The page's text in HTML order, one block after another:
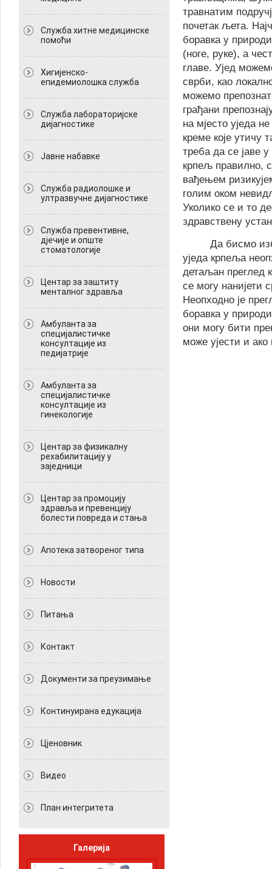
Служба хитне медицинске
помоћи
Хигијенско-
епидемиолошка служба
Служба лабораторијске
дијагностике
Јавне набавке
Служба радиолошке и
ултразвучне дијагностике
Служба превентивне,
дјечије и опште
стоматологије
Центар за заштиту
менталног здравља
Амбуланта за
специјалистичке
консултације из
педијатрије
Амбуланта за
специјалистичке
консултације из
гинекологије
Центар за физикалну
рехабилитацију у
заједници
Центар за промоцију
здравља и превенцију
болести повреда и стања
Апотека затвореног типа
Новости
Питања
Контакт
Документи за преузимање
Континуирана едукација
Цјеновник
Видео
План интегритета
Галерија
травнатим
почетак љета.
боравка у
(ноге, руке), а
главе. Ујед
сврби, као
можемо
грађани
на мјесто уједа
креме које утичу
треба да се јаве
крпељ правилно,
вађењем
голим оком
Уколико се и то
здравствену
Да бисмо
уједа крпеља
детаљан преглед
се могу нанијети
Неопходно је
боравка у
они могу бити
може ујести и